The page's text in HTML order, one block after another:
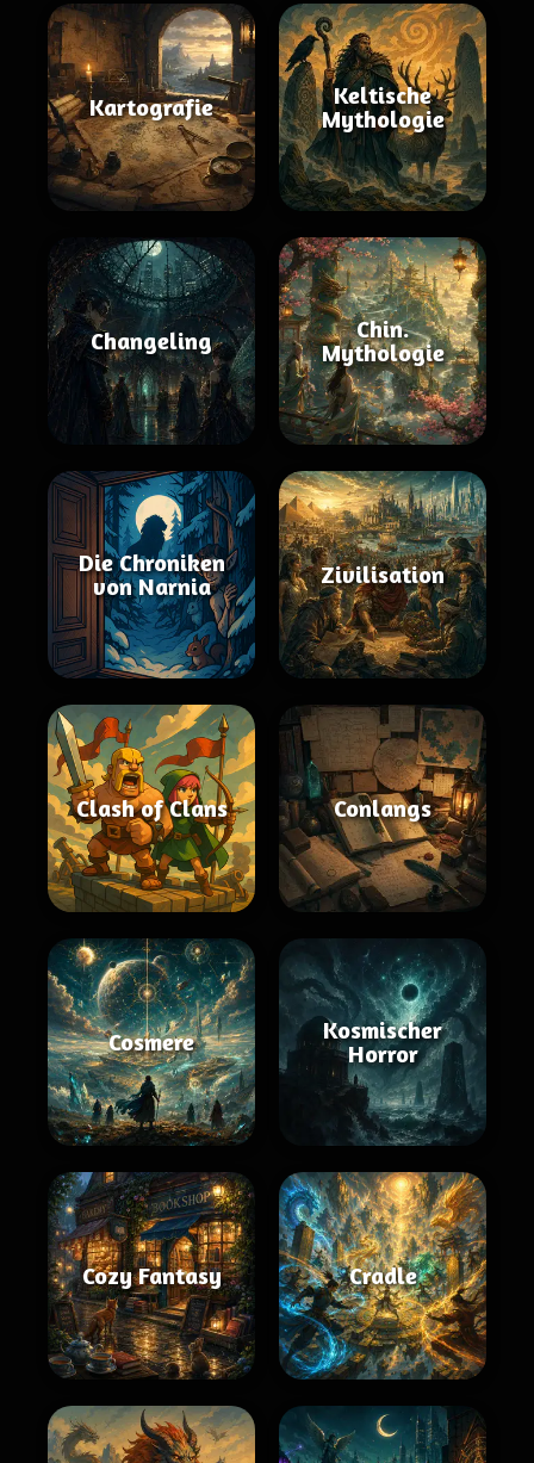
Kartografie
Keltische
Mythologie
Changeling
Chin.
Mythologie
Die Chroniken
von Narnia
Zivilisation
Clash of Clans Conlangs
Cosmere
Kosmischer
Horror
Cozy Fantasy Cradle